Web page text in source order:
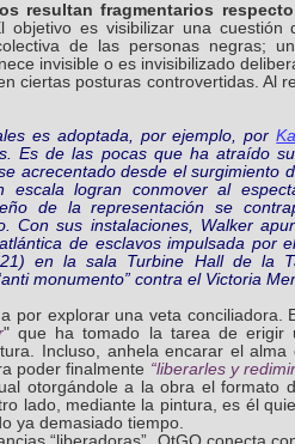
resultan fragmentarios
objetivo es visibilizar una cuestión
de las personas negras;
invisible o es invisibilizado
ciertas posturas controvertidas. Al
es adoptada, por ejemplo, por
Es de las pocas que ha atraído
acrecentado desde el surgimiento
escala logran conmover al
de la representación se
Con sus instalaciones, Walker
de esclavos impulsada por
en la sala Turbine Hall de la
monumento” contra el Victoria
por explorar una veta conciliadora.
" que ha tomado la tarea de
Incluso, anhela encarar el alma
poder finalmente “liberarles y
otorgándole a la obra el formato
lado, mediante la pintura, es él
ya demasiado tiempo.